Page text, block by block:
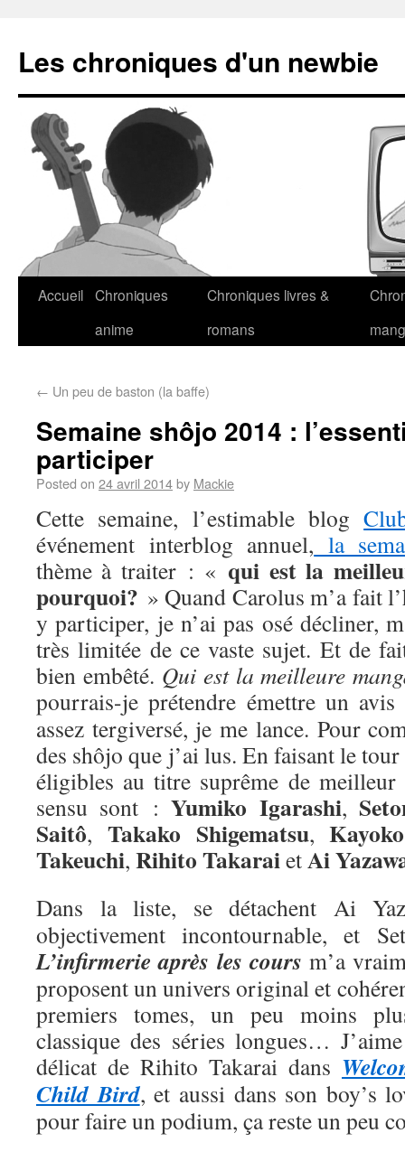
Les chroniques d'un newbie
Accueil Chroniques
anime
Chroniques livres &
romans
← Un peu de baston (la baffe)
Semaine shôjo 2014 :
participer
Posted on 24 avril 2014by Mackie
Cette semaine, l’estimable blog
événement interblog annuel, la
thème à traiter : « qui est la
pourquoi? » Quand Carolus m’a fait
y participer, je n’ai pas osé décliner,
très limitée de ce vaste sujet. Et de
bien embêté. Qui est la meilleure
pourrais-je prétendre émettre un
assez tergiversé, je me lance. Pour
des shôjo que j’ai lus. En faisant le tour
éligibles au titre suprême de
sensu sont :Yumiko Igarashi,
Saitô, Takako Shigematsu,Kayoko
Takeuchi, Rihito TakaraietAi
Dans la liste, se détachent Ai
objectivement incontournable, et
L’infirmerie après les cours m’a
proposent un univers original et
premiers tomes, un peu moins
classique des séries longues…
délicat de Rihito Takarai dans
Child Bird, et aussi dans son boy’s
pour faire un podium, ça reste un peu